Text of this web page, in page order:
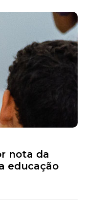
nota da
educação